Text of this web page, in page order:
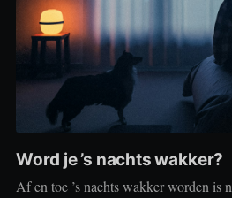
Word je ’s nachts wakker?
Af en toe ’s nachts wakker worden is